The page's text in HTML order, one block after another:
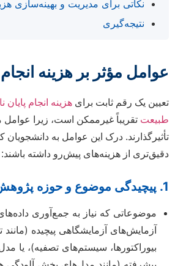
نکاتی برای مدیریت و بهینه‌سازی
نتیجه‌گیری
عوامل مؤثر بر هزینه انجام
تعیین یک رقم ثابت برای هزینه انجام
طبیعت تقریباً غیرممکن است، زیرا عوامل
تأثیرگذارند. درک این عوامل به
دقیق‌تری از هزینه‌های پیش‌رو داشته باشند:
1. پیچیدگی موضوع و حوزه پژوهش
موضوعاتی که نیاز به جمع‌آوری
آزمایش‌های آزمایشگاهی پیچیده (مانند
بیوراکتورها، سیستم‌های تصفیه)، یا